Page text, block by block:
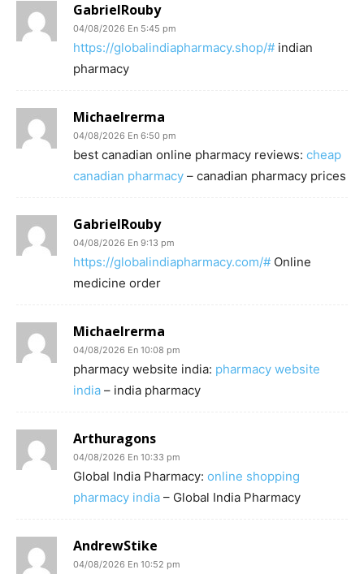
GabrielRouby
04/08/2026 En 5:45 pm
https://globalindiapharmacy.shop/# indian
pharmacy
Michaelrerma
04/08/2026 En 6:50 pm
best canadian online pharmacy reviews: cheap
canadian pharmacy – canadian pharmacy prices
GabrielRouby
04/08/2026 En 9:13 pm
https://globalindiapharmacy.com/# Online
medicine order
Michaelrerma
04/08/2026 En 10:08 pm
pharmacy website india: pharmacy website
india – india pharmacy
Arthuragons
04/08/2026 En 10:33 pm
Global India Pharmacy: online shopping
pharmacy india – Global India Pharmacy
AndrewStike
04/08/2026 En 10:52 pm